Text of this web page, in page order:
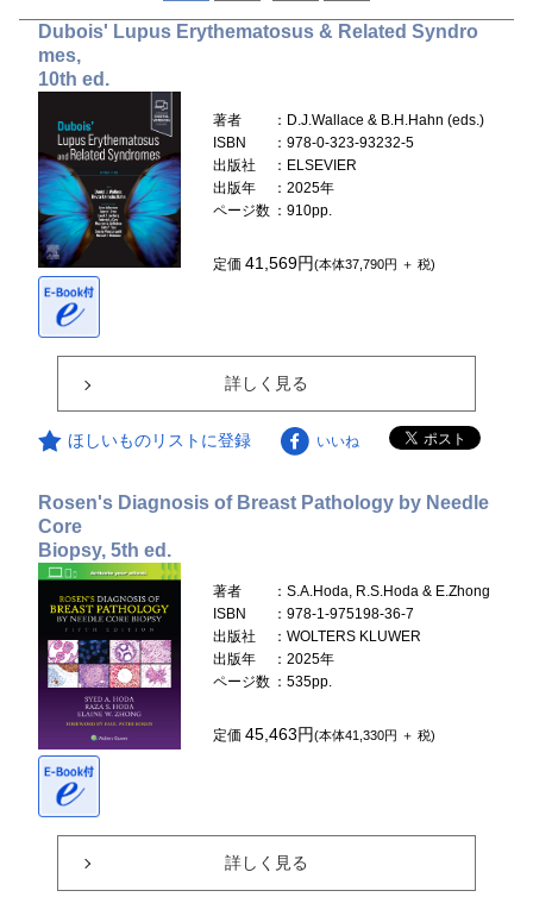
Dubois' Lupus Erythematosus & Related Syndro
mes,
10th ed.
著者
：D.J.Wallace & B.H.Hahn (eds.)
ISBN
：978-0-323-93232-5
出版社
：ELSEVIER
出版年
：2025年
ページ数 ：910pp.
定価41,569円(本体37,790円 ＋ 税)
詳しく見る
ほしいものリストに登録 いいね
Rosen's Diagnosis of Breast Pathology by Needle
Core
Biopsy, 5th ed.
著者
：S.A.Hoda, R.S.Hoda & E.Zhong
ISBN
：978-1-975198-36-7
出版社
：WOLTERS KLUWER
出版年
：2025年
ページ数 ：535pp.
定価45,463円(本体41,330円 ＋ 税)
詳しく見る